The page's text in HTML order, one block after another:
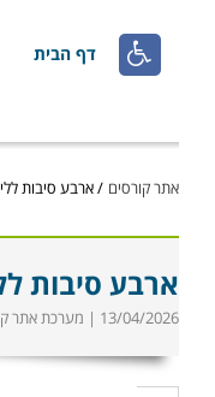
 דף הבית
אתר קורסים /ארבע סיבות
ארבע סיבות
13/04/2026 | מערכת אתר קורסים